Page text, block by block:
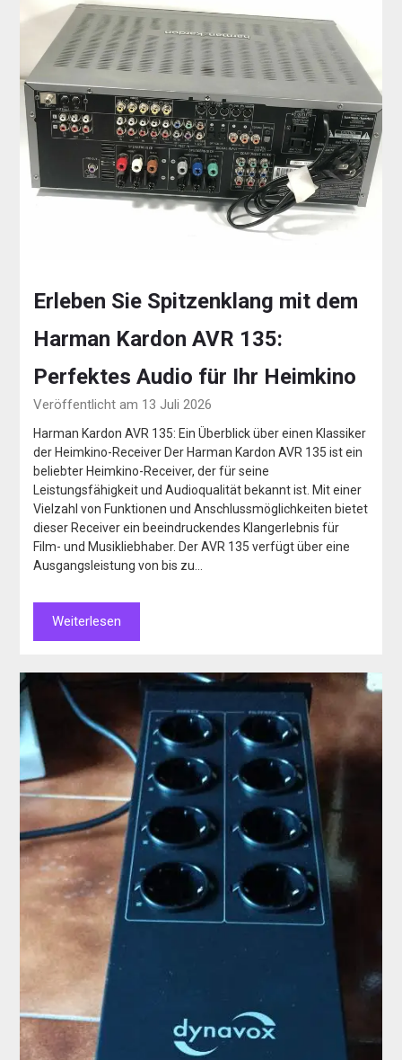
Erleben Sie Spitzenklang mit dem
Harman Kardon AVR 135:
Perfektes Audio für Ihr Heimkino
Veröffentlicht am 13 Juli 2026
Harman Kardon AVR 135: Ein Überblick über einen Klassiker
der Heimkino-Receiver Der Harman Kardon AVR 135 ist ein
beliebter Heimkino-Receiver, der für seine
Leistungsfähigkeit und Audioqualität bekannt ist. Mit einer
Vielzahl von Funktionen und Anschlussmöglichkeiten bietet
dieser Receiver ein beeindruckendes Klangerlebnis für
Film- und Musikliebhaber. Der AVR 135 verfügt über eine
Ausgangsleistung von bis zu…
Weiterlesen